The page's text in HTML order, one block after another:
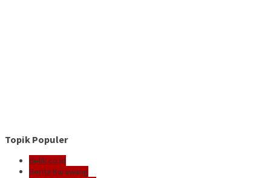
Topik Populer
delik.co.id
Berita Karawang